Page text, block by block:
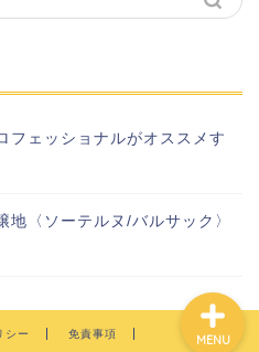
フェッショナルがオススメす
地〈ソーテルヌ/バルサック〉
シー 免責事項 MENU
プロフィール
基本のブドウ品種
お問い合わせ